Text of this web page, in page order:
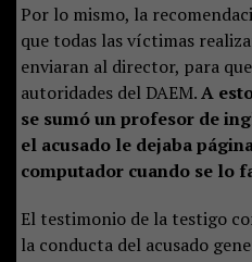
Por lo mismo, la
que todas las víctimas
enviaran al director, para
autoridades del DAEM.A
se sumó un profesor de
el acusado le dejaba
computador cuando se lo
El testimonio de la testigo
la conducta del acusado